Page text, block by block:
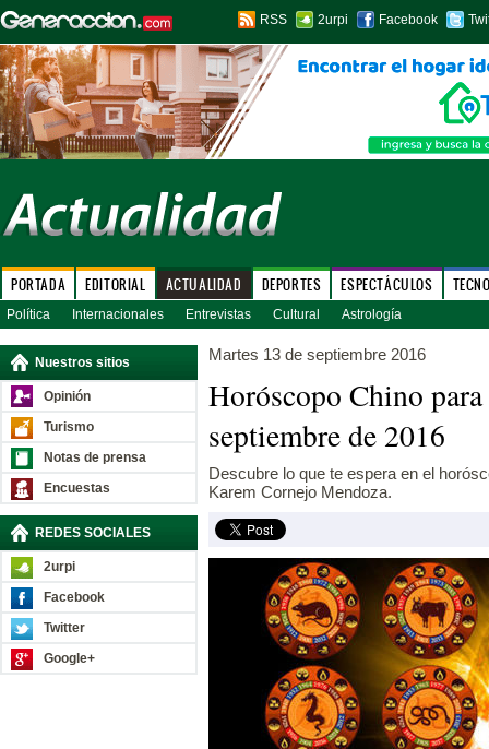
RSS 2urpi Facebook
PORTADA EDITORIAL ACTUALIDAD DEPORTES ESPECTÁCULOS
Política Internacionales Entrevistas Cultural Astrología
Nuestros sitios
Opinión
Turismo
Notas de prensa
Encuestas
REDES SOCIALES
2urpi
Facebook
Twitter
Google+
Martes 13 de septiembre 2016
Horóscopo Chino
septiembre de 2016
Descubre lo que te espera en el
Karem Cornejo Mendoza.